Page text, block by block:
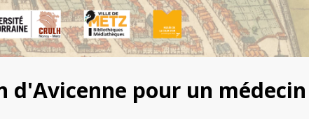
d'Avicenne pour un